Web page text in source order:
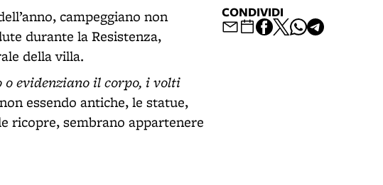
campeggiano non
durante la Resistenza,
della villa.
o evidenziano il corpo, i volti
essendo antiche, le statue,
ricopre, sembrano appartenere
CONDIVIDI